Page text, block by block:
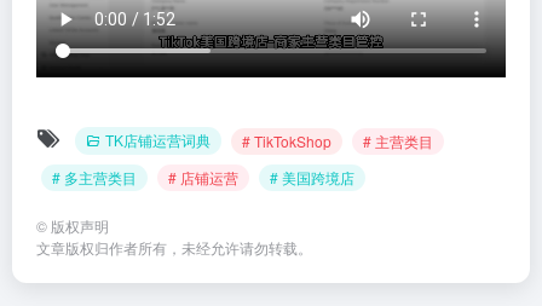
TK店铺运营词典 # TikTokShop
# 主营类目
# 多主营类目
# 店铺运营 # 美国跨境店
© 版权声明
文章版权归作者所有，未经允许请勿转载。